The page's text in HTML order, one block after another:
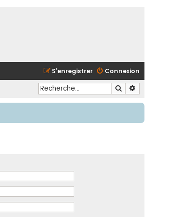
Connexion
S’enregistrer
Rechercher